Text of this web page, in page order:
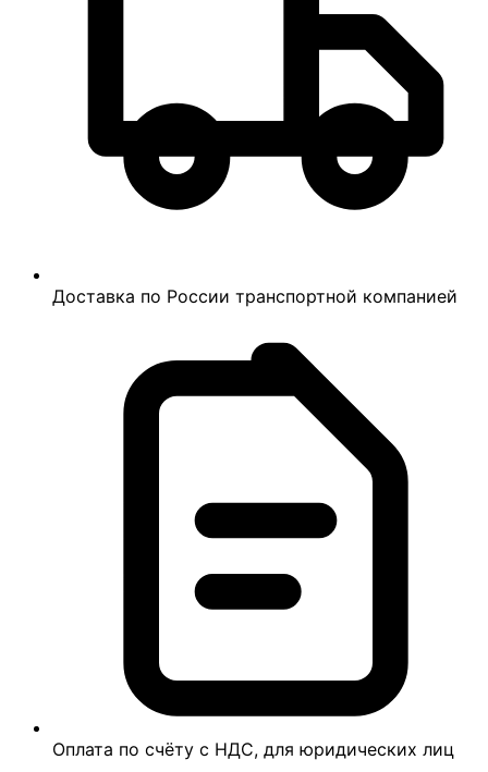
Доставка по России транспортной компанией
Оплата по счёту с НДС, для юридических лиц